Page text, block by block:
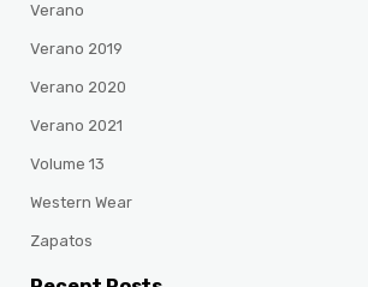
Verano
Verano 2019
Verano 2020
Verano 2021
Volume 13
Western Wear
Zapatos